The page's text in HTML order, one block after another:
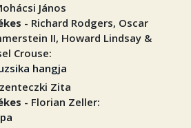
János
- Richard Rodgers, Oscar
II, Howard Lindsay &
Crouse:
hangja
Zita
- Florian Zeller: